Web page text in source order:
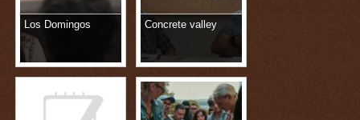
Los Domingos Concrete valley